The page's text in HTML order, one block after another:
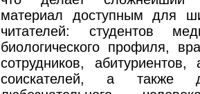
материал доступным для
читателей: студентов
биологического профиля,
сотрудников, абитуриентов,
соискателей, а также